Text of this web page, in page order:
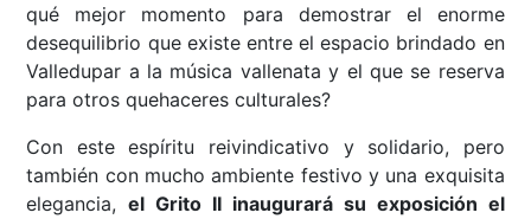
qué mejor momento para demostrar el enorme
desequilibrio que existe entre el espacio brindado en
Valledupar a la música vallenata y el que se reserva
para otros quehaceres culturales?
Con este espíritu reivindicativo y solidario, pero
también con mucho ambiente festivo y una exquisita
elegancia,el Grito II inaugurará su exposición el